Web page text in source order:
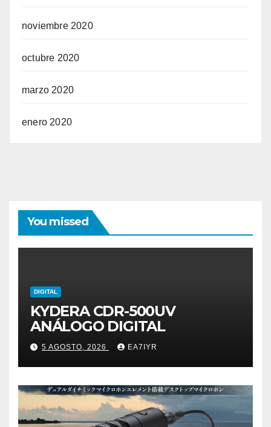
noviembre 2020
octubre 2020
marzo 2020
enero 2020
You missed
DIGITAL
KYDERA CDR-500UV
ANÁLOGO DIGITAL
5 AGOSTO, 2026 EA7IYR